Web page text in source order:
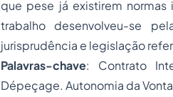
que pese já existirem
trabalho desenvolveu-se
jurisprudência e legislação
Palavras-chave: Contrato
Dépeçage. Autonomia da